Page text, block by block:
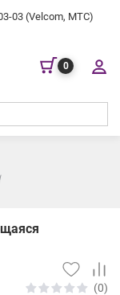
03 (Velcom, МТС)
0
(0)